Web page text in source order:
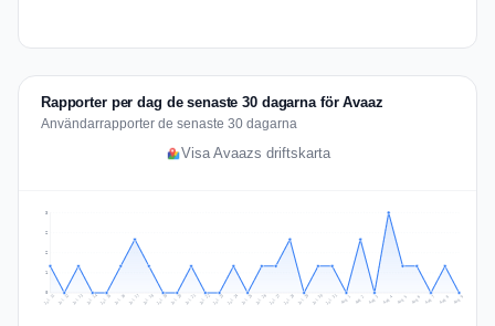
Rapporter per dag de senaste 30 dagarna för Avaaz
Användarrapporter de senaste 30 dagarna
Visa Avaazs driftskarta
1
2
2
3
Jul 11 Jul 12 Jul 13 Jul 14 Jul 15 Jul 16 Jul 17 Jul 18 Jul 19 Jul 20 Jul 21 Jul 22 Jul 23 Jul 24 Jul 25 Jul 26 Jul 27 Jul 28 Jul 29 Jul 30 Jul 31 Aug 1 Aug 2 Aug 3 Aug 4 Aug 5 Aug 6 Aug 7 Aug 8 Aug 9